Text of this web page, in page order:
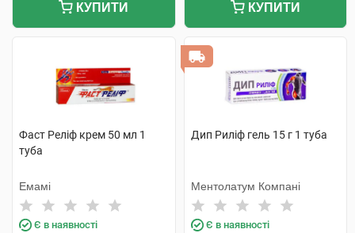
КУПИТИ КУПИТИ
Фаст Реліф крем 50 мл 1
туба
Емамі
Є в наявності
Дип Риліф гель 15 г 1 туба
Ментолатум Компані
Є в наявності